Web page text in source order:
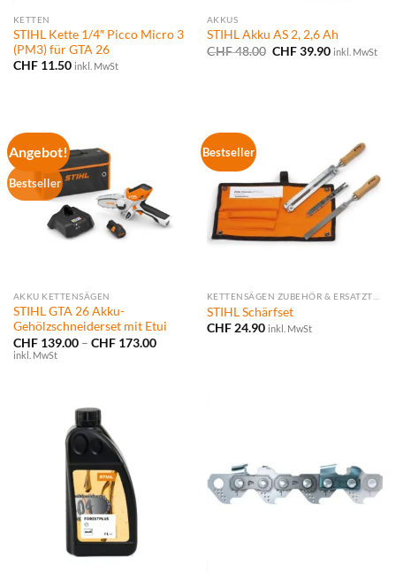
KETTEN
STIHL Kette 1/4″ Picco Micro 3
(PM3) für GTA 26
CHF11.50 inkl. MwSt
AKKUS
STIHL Akku AS 2, 2,6 Ah
CHF48.00 Ursprünglicher
CHF39.90Aktueller
inkl. MwSt
Angebot!
Bestseller
AKKU KETTENSÄGEN
STIHL GTA 26 Akku-
Gehölzschneiderset mit Etui
CHF139.00 – CHF173.00Preisspanne:
inkl. MwSt
Bestseller
KETTENSÄGEN ZUBEHÖR & ERSATZTEILE
STIHL Schärfset
CHF24.90 inkl. MwSt